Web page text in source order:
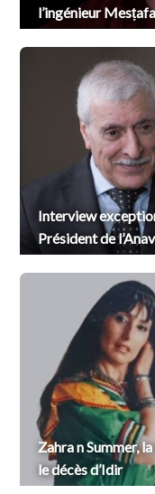
l’ingénieur
Interview
Président de
Zahra n Summer,
le décès d’Idir